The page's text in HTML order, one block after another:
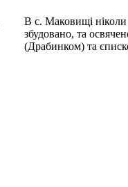
В с. Маковищі
збудовано, та
(Драбинком) та